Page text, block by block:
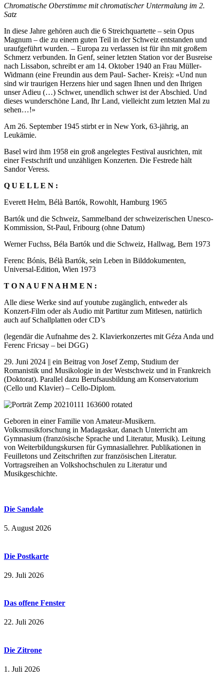
Chromatische Oberstimme mit chromatischer Untermalung im 2.
Satz
In diese Jahre gehören auch die 6 Streichquartette – sein Opus
Magnum – die zu einem guten Teil in der Schweiz entstanden und
uraufgeführt wurden. – Europa zu verlassen ist für ihn mit großem
Schmerz verbunden. In Genf, seiner letzten Station vor der Busreise
nach Lissabon, schreibt er am 14. Oktober 1940 an Frau Müller-
Widmann (eine Freundin aus dem Paul- Sacher- Kreis): «Und nun
sind wir traurigen Herzens hier und sagen Ihnen und den Ihrigen
unser Adieu (…) Schwer, unendlich schwer ist der Abschied. Und
dieses wunderschöne Land, Ihr Land, vielleicht zum letzten Mal zu
sehen…!»
Am 26. September 1945 stirbt er in New York, 63-jährig, an
Leukämie.
Basel wird ihm 1958 ein groß angelegtes Festival ausrichten, mit
einer Festschrift und unzähligen Konzerten. Die Festrede hält
Sandor Veress.
Q U E L L E N :
Everett Helm, Bélà Bartók, Rowohlt, Hamburg 1965
Bartók und die Schweiz, Sammelband der schweizerischen Unesco-
Kommission, St-Paul, Fribourg (ohne Datum)
Werner Fuchss, Béla Bartók und die Schweiz, Hallwag, Bern 1973
Ferenc Bónis, Bélà Bartók, sein Leben in Bilddokumenten,
Universal-Edition, Wien 1973
T O N A U F N A H M E N :
Alle diese Werke sind auf youtube zugänglich, entweder als
Konzert-Film oder als Audio mit Partitur zum Mitlesen, natürlich
auch auf Schallplatten oder CD’s
(legendär die Aufnahme des 2. Klavierkonzertes mit Géza Anda und
Ferenc Fricsay – bei DGG)
29. Juni 2024 || ein Beitrag von Josef Zemp, Studium der
Romanistik und Musikologie in der Westschweiz und in Frankreich
(Doktorat). Parallel dazu Berufsausbildung am Konservatorium
(Cello und Klavier) – Cello-Diplom.
Geboren in einer Familie von Amateur-Musikern.
Volksmusikforschung in Madagaskar, danach Unterricht am
Gymnasium (französische Sprache und Literatur, Musik). Leitung
von Weiterbildungskursen für Gymnasiallehrer. Publikationen in
Feuilletons und Zeitschriften zur französischen Literatur.
Vortragsreihen an Volkshochschulen zu Literatur und
Musikgeschichte.
Die Sandale
5. August 2026
Die Postkarte
29. Juli 2026
Das offene Fenster
22. Juli 2026
Die Zitrone
1. Juli 2026